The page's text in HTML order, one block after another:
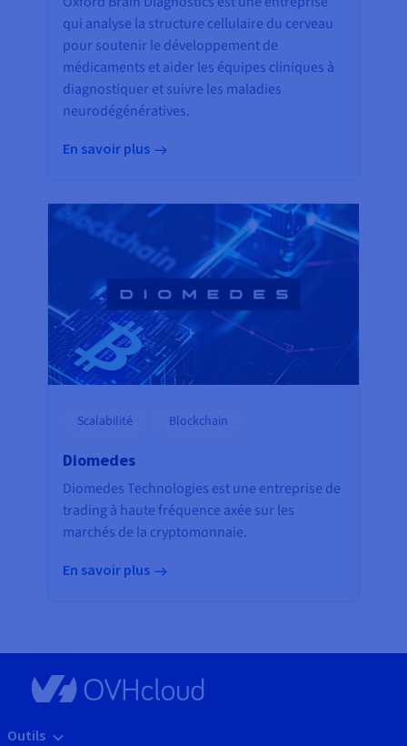
qui analyse la structure cellulaire du cerveau
pour soutenir le développement de
médicaments et aider les équipes cliniques à
diagnostiquer et suivre les maladies
neurodégénératives.
En savoir plus
Scalabilité Blockchain
Diomedes
Diomedes Technologies est une entreprise de
trading à haute fréquence axée sur les
marchés de la cryptomonnaie.
En savoir plus
Outils